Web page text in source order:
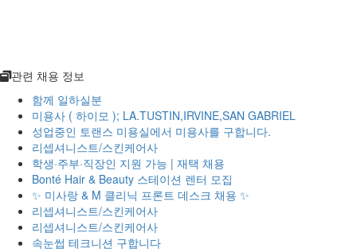
관련 채용 정보
함께 일하실분
미용사 ( 하이모 ); LA.TUSTIN,IRVINE,SAN GABRIEL
성업중인 토랜스 미용실에서 미용사를 구합니다.
리셉셔니스트/스킨케어사
학생·주부·직장인 지원 가능 | 재택 채용
Bonté Hair & Beauty 스테이션 렌터 모집
✨ 미사랑 & M 클리닉 프론트 데스크 채용 ✨
리셉셔니스트/스킨케어사
리셉셔니스트/스킨케어사
속눈썹 테크니션 구합니다